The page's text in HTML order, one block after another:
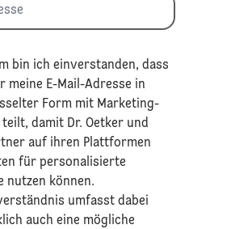
bin ich einverstanden, dass
meine E-Mail-Adresse in
Form mit Marketing-
damit Dr. Oetker und
auf ihren Plattformen
für personalisierte
nutzen können.
umfasst dabei
auch eine mögliche